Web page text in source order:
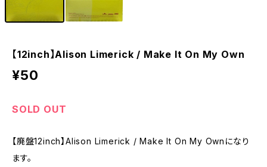
【12inch】Alison Limerick / Make It On My Own
¥50
SOLD OUT
【廃盤12inch】Alison Limerick / Make It On My Ownになり
ます。